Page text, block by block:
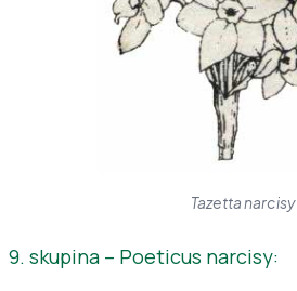
Tazetta narcisy
9. skupina – Poeticus narcisy: